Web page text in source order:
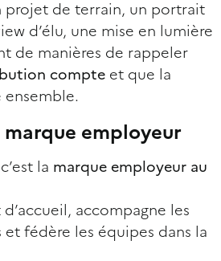
projet de terrain, un portrait
d’élu, une mise en lumière
de manières de rappeler
compte et que la
employeur
la marque employeur au
accompagne les
et fédère les équipes dans la